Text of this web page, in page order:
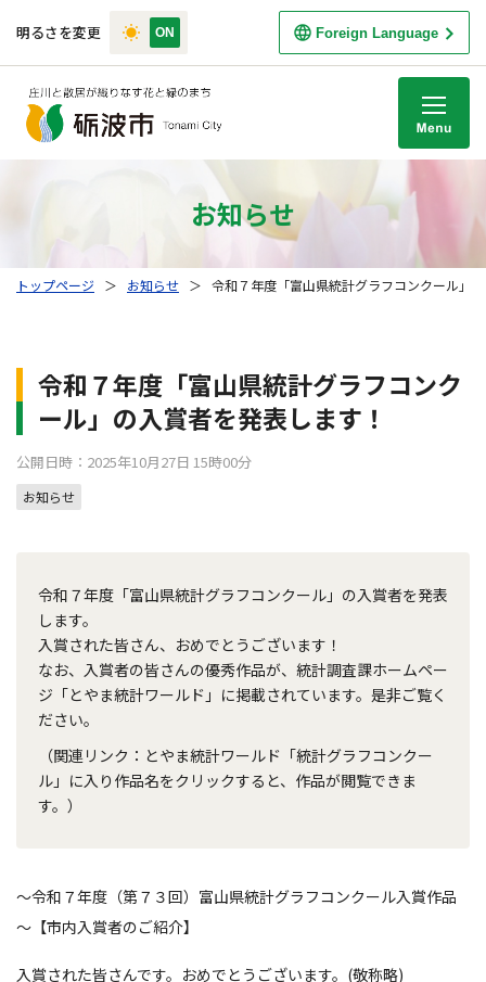
明るさを変更 Foreign Language
お知らせ
トップページ ＞ お知らせ ＞ 令和７年度「富山県統計グラフコンクール」
令和７年度「富山県統計グラフコンク
ール」の入賞者を発表します！
公開日時：2025年10月27日 15時00分
お知らせ
令和７年度「富山県統計グラフコンクール」の入賞者を発表
します。
入賞された皆さん、おめでとうございます！
なお、入賞者の皆さんの優秀作品が、統計調査課ホームペー
ジ「とやま統計ワールド」に掲載されています。是非ご覧く
ださい。
（関連リンク：とやま統計ワールド「統計グラフコンクー
ル」に入り作品名をクリックすると、作品が閲覧できま
す。）
～令和７年度（第７３回）富山県統計グラフコンクール入賞作品
～【市内入賞者のご紹介】
入賞された皆さんです。おめでとうございます。(敬称略)